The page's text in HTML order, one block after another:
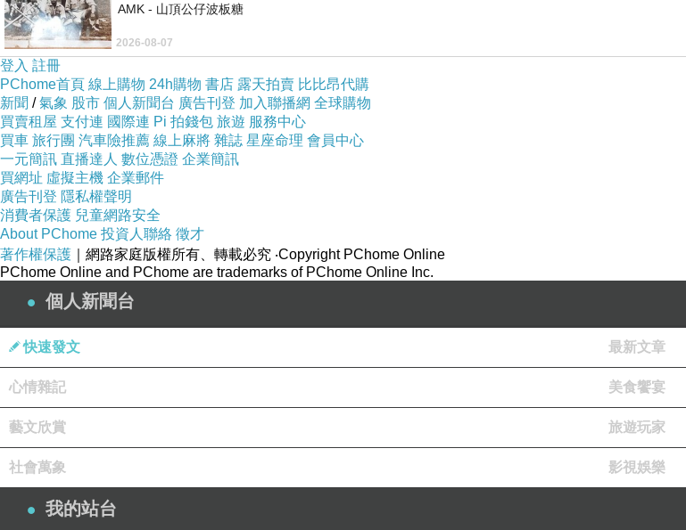
AMK - 山頂公仔波板糖
2026-08-07
登入 註冊
PChome首頁 線上購物 24h購物 書店 露天拍賣 比比昂代購
新聞 /氣象 股市 個人新聞台 廣告刊登 加入聯播網 全球購物
買賣租屋 支付連 國際連 Pi 拍錢包 旅遊 服務中心
買車 旅行團 汽車險推薦 線上麻將 雜誌 星座命理 會員中心
一元簡訊 直播達人 數位憑證 企業簡訊
買網址 虛擬主機 企業郵件
廣告刊登 隱私權聲明
消費者保護 兒童網路安全
About PChome 投資人聯絡 徵才
著作權保護 ｜網路家庭版權所有、轉載必究 ‧Copyright PChome Online
PChome Online and PChome are trademarks of PChome Online Inc.
個人新聞台
快速發文 最新文章
心情雜記 美食饗宴
藝文欣賞 旅遊玩家
社會萬象 影視娛樂
我的站台